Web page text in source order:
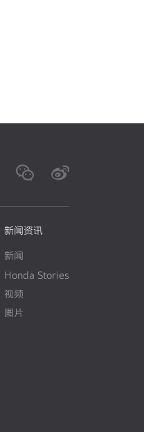
新闻资讯
新闻
Honda Stories
视频
图片